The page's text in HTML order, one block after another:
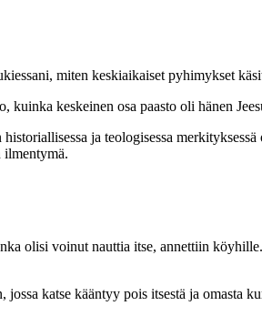
miten keskiaikaiset pyhimykset
keskeinen osa paasto oli hänen
ja teologisessa
ilmentymä.
olisi voinut nauttia itse, annettiin
katse kääntyy pois itsestä ja omasta